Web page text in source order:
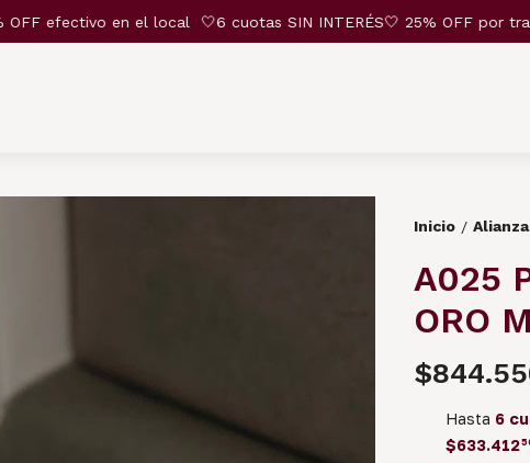
efectivo en el local 🤍6 cuotas SIN INTERÉS🤍 25% OFF por
Inicio /
A025
ORO
Hasta 6
$633.412